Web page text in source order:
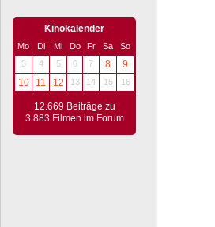
Kinokalender
Mo Di Mi Do Fr Sa
So
3
4 5 6 7 8
9
10
11 12 13 14 15 16
12.669 Beiträge zu
3.883 Filmen im Forum